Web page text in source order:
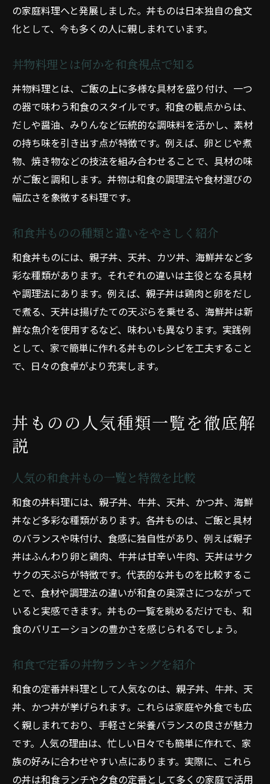
家庭で楽しむ丼ものの選び方とコツ
和食丼もの選びで失敗しないポイント
和食丼料理の盛り付けと選び方の工夫
家族に喜ばれる和食丼ものの選定方法
和食丼ものを日常に取り入れるポイント
和食丼もの選び方で毎日を豊かにする
丼料理で毎日の食卓が豊かになる理由
和食丼料理で食卓が豊かになる理由を解説
和食の丼ものがもたらす家族団らんの時間
和食丼ものが健康と食生活に与える効果
和食丼料理で続く毎日の食卓の変化
和食丼ものが毎日の食事に彩りを添える
の家庭料理へと発展しました。丼ものは日本独自の食文
化として、今も多くの人に親しまれています。
丼物料理とは何かを和食視点で知る
丼物料理とは、ご飯の上に多様な具材を盛り付け、一つ
の器で味わう和食のスタイルです。和食の観点からは、
だしや醤油、みりんなど伝統的な調味料を活かし、素材
の持ち味を引き出す点が特徴です。例えば、卵とじや煮
物、焼き物などの技法を組み合わせることで、具材の味
がご飯と調和します。丼物は和食の調理法や食材選びの
幅広さを象徴する料理です。
和食丼ものの種類と違いをやさしく紹介
和食丼ものには、親子丼、天丼、カツ丼、海鮮丼など多
彩な種類があります。それぞれの違いは主役となる具材
や調理法にあります。例えば、親子丼は鶏肉と卵をだし
で煮る、天丼は揚げたての天ぷらを乗せる、海鮮丼は新
鮮な魚介を使用するなど、味わいも異なります。実践例
として、家で簡単に作れる丼ものレシピを工夫すること
で、日々の食卓がより充実します。
丼ものの人気種類一覧を徹底解
説
人気の和食丼もの一覧と特徴を比較
和食の丼料理には、親子丼、牛丼、天丼、かつ丼、海鮮
丼など多彩な種類があります。各丼ものは、ご飯と具材
のバランスや味付け、食感に独自性があり、例えば親子
丼はふんわり卵と鶏肉、牛丼は甘辛い牛肉、天丼はサク
サクの天ぷらが特徴です。代表的な丼ものを比較するこ
とで、食材や調理法の違いが和食の奥深さにつながって
いると実感できます。丼もの一覧を眺めるだけでも、和
食のバリエーションの豊かさを感じられるでしょう。
和食で定番の丼物ランキングを紹介
和食の定番丼料理として人気なのは、親子丼、牛丼、天
丼、かつ丼が挙げられます。これらは家庭や外食でも広
く親しまれており、手軽さと栄養バランスの良さが魅力
です。人気の理由は、忙しい日々でも簡単に作れて、家
族の好みに合わせやすい点にあります。実際に、これら
の丼は和食ランチや夕食の定番として多くの家庭で活用